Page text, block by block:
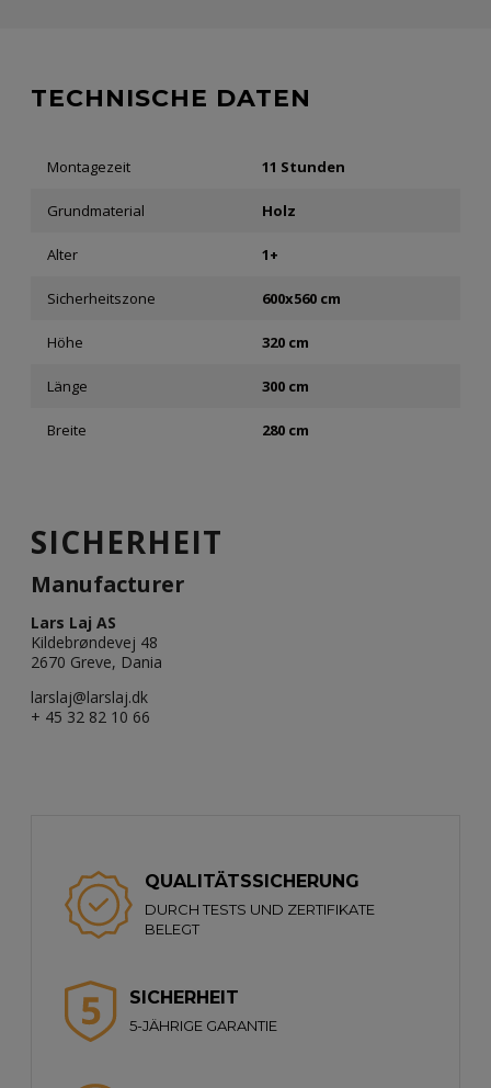
TECHNISCHE DATEN
Montagezeit 11 Stunden
Grundmaterial Holz
Alter 1+
Sicherheitszone 600x560 cm
Höhe 320 cm
Länge 300 cm
Breite 280 cm
SICHERHEIT
Manufacturer
Lars Laj AS
Kildebrøndevej 48
2670 Greve, Dania
larslaj@larslaj.dk
+ 45 32 82 10 66
QUALITÄTSSICHERUNG
DURCH TESTS UND ZERTIFIKATE
BELEGT
SICHERHEIT
5-JÄHRIGE GARANTIE